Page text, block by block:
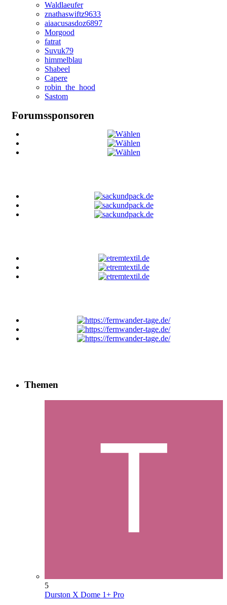
Waldlaeufer
znathaswiftz9633
aiaacusasdoz6897
Morgood
fatrat
Suvuk79
himmelblau
Shabeel
Capere
robin_the_hood
Sastom
Forumssponsoren
Themen
5
Durston X Dome 1+ Pro